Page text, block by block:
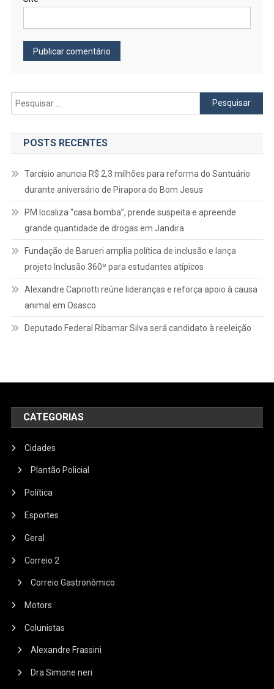
Pesquisar
por:
POSTS RECENTES
Tarcísio anuncia R$ 2,3 milhões para reforma do Santuário
durante aniversário de Pirapora do Bom Jesus
PM localiza “casa bomba”, prende suspeita e apreende
grande quantidade de drogas em Jandira
Fundação de Barueri amplia política de inclusão e lança
projeto Inclusão 360º para estudantes atípicos
Alexandre Capriotti reúne lideranças e reforça apoio à causa
animal em Osasco
Deputado Federal Ribamar Silva será candidato à reeleição
CATEGORIAS
Cidades
Plantão Policial
Política
Esportes
Geral
Correio 2
Correio Gastronômico
Motors
Colunistas
Alexandre Frassini
Dra Simone neri